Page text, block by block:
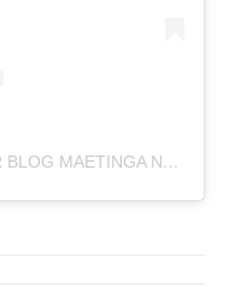
UM POST COMPARTILHADO POR BLOG MAETINGA NOTÍCIAS (@BLOGMAETINGANOTICIAS)